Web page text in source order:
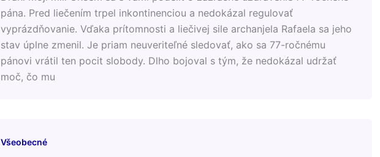
pána. Pred liečením trpel inkontinenciou a nedokázal regulovať
vyprázdňovanie. Vďaka prítomnosti a liečivej sile archanjela Rafaela sa jeho
stav úplne zmenil. Je priam neuveriteľné sledovať, ako sa 77-ročnému
pánovi vrátil ten pocit slobody. Dlho bojoval s tým, že nedokázal udržať
moč, čo mu
Všeobecné